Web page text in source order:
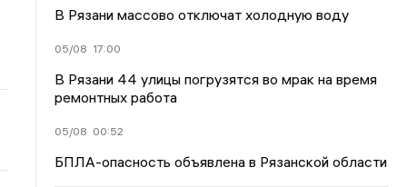
В Рязани массово отключат холодную воду
05/08 17:00
В Рязани 44 улицы погрузятся во мрак на время
ремонтных работа
05/08 00:52
БПЛА-опасность объявлена в Рязанской области